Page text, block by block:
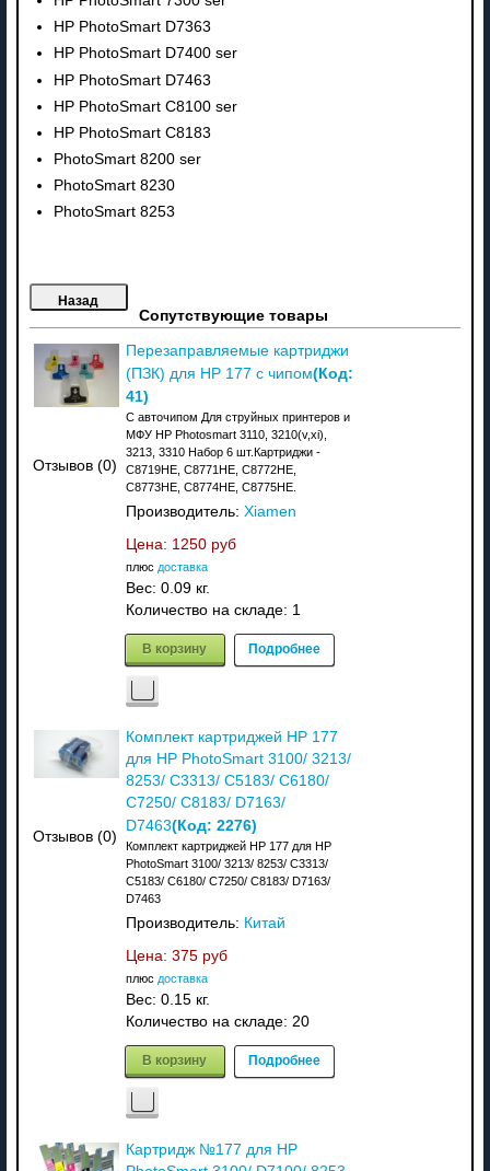
HP PhotoSmart D7363
HP PhotoSmart D7400 ser
HP PhotoSmart D7463
HP PhotoSmart C8100 ser
HP PhotoSmart C8183
PhotoSmart 8200 ser
PhotoSmart 8230
PhotoSmart 8253
Сопутствующие товары
Отзывов (0)
Перезаправляемые картриджи
(ПЗК) для HP 177 с чипом(Код:
41)
С авточипом Для струйных принтеров и
МФУ HP Photosmart 3110, 3210(v,xi),
3213, 3310 Набор 6 шт.Картриджи -
C8719HE, C8771HE, C8772HE,
C8773HE, C8774HE, C8775HE.
Производитель: Xiamen
Цена: 1250 руб
плюс доставка
Вес: 0.09 кг.
Количество на складе: 1
В корзину Подробнее
Отзывов (0)
Комплект картриджей HP 177
для HP PhotoSmart 3100/ 3213/
8253/ C3313/ C5183/ C6180/
C7250/ C8183/ D7163/
D7463(Код: 2276)
Комплект картриджей HP 177 для HP
PhotoSmart 3100/ 3213/ 8253/ C3313/
C5183/ C6180/ C7250/ C8183/ D7163/
D7463
Производитель: Китай
Цена: 375 руб
плюс доставка
Вес: 0.15 кг.
Количество на складе: 20
В корзину Подробнее
Картридж №177 для HP